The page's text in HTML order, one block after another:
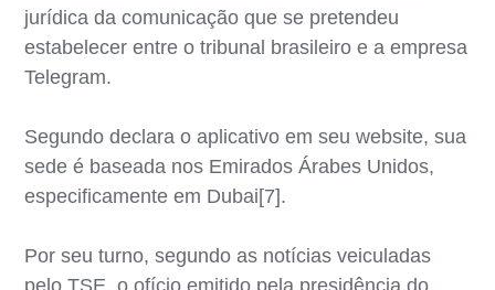
jurídica da comunicação que se pretendeu
estabelecer entre o tribunal brasileiro e a empresa
Telegram.
Segundo declara o aplicativo em seu website, sua
sede é baseada nos Emirados Árabes Unidos,
especificamente em Dubai[7].
Por seu turno, segundo as notícias veiculadas
pelo TSE, o ofício emitido pela presidência do